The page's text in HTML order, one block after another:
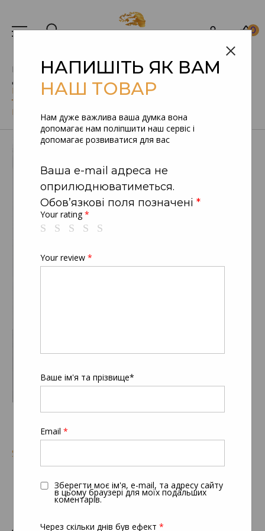
0
Головна Products
Здоров'я
Дієтичні та харчові добавки
Вітаміни для зміцнення кісток, нервової системи
та когнітивної функції Cal/Mag/Zinc Liposomal
Biocyte
Sunless tanning
Вітаміни для зміцнення
кісток, нервової системи
НАПИШІТЬ ЯК ВАМ
НАШ ТОВАР
Нам дуже важлива ваша думка вона
допомагає нам поліпшити наш сервіс і
допомагає розвиватися для вас
Ваша e-mail адреса не
оприлюднюватиметься.
Обов’язкові поля позначені*
Your rating*
Your review*
Ваше ім'я та прізвище*
Email*
Зберегти моє ім'я, e-mail, та адресу сайту
в цьому браузері для моїх подальших
коментарів.
Через скільки днів був ефект*